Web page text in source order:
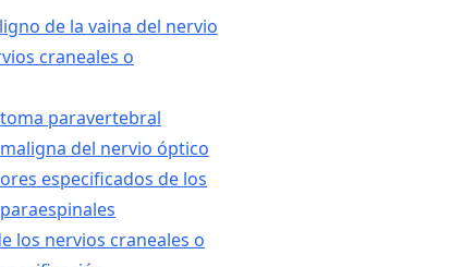
de la vaina del nervio
craneales o
paravertebral
del nervio óptico
especificados de los
los nervios craneales o